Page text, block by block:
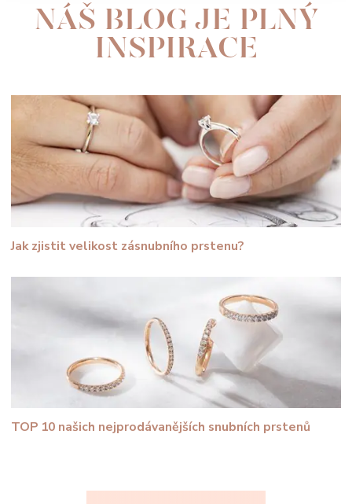
NÁŠ BLOG JE PLNÝ
INSPIRACE
Jak zjistit velikost zásnubního prstenu?
TOP 10 našich nejprodávanějších snubních prstenů